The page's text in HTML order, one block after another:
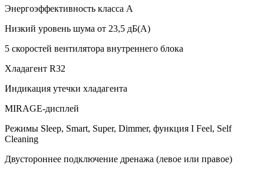
Энергоэффективность класса А
Низкий уровень шума от 23,5 дБ(А)
5 скоростей вентилятора внутреннего блока
Хладагент R32
Индикация утечки хладагента
MIRAGE-дисплей
Режимы Sleep, Smart, Super, Dimmer, функция I Feel, Self
Cleaning
Двустороннее подключение дренажа (левое или правое)